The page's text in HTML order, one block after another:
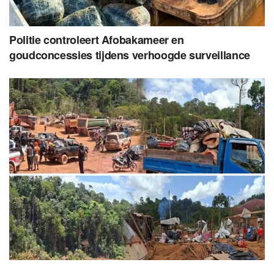
Politie controleert Afobakameer en
goudconcessies tijdens verhoogde surveillance